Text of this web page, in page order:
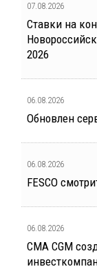
07.08.2026
Ставки на
2026
06.08.2026
Обновлен
06.08.2026
FESCO
06.08.2026
CMA CGM